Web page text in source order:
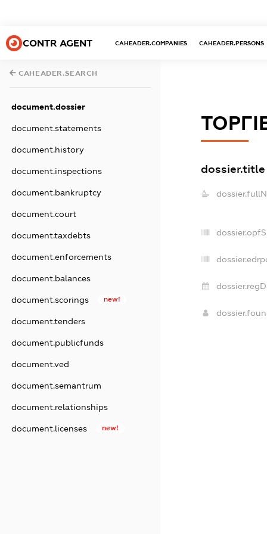
CONTR AGENT CAHEADER.COMPANIES CAHEADER.PERSONS
CAHEADER.SEARCH
document.dossier
document.statements
document.history
document.inspections
document.bankruptcy
document.court
document.taxdebts
document.enforcements
document.balances
document.scorings new!
document.tenders
document.publicfunds
document.ved
document.semantrum
document.relationships
document.licenses new!
dossier.title